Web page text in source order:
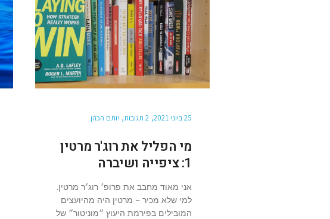
25 ביוני 2021 2 תגובות יותם הכהן
מי הפליל את רוג'ר מרטין
1: ציפייה ושיברה
אני מאוד מחבב את פרופ׳ רוג׳ר מרטין.
למי שלא מכיר – מרטין היה מהיועצים
המובילים בפירמת היעוץ ״מוניטור״ של